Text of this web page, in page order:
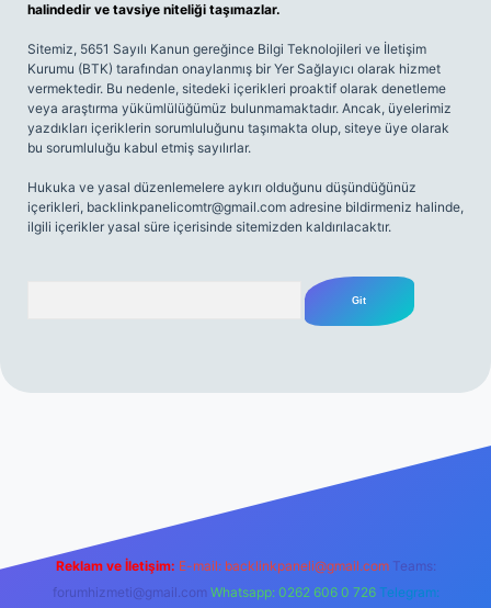
halindedir ve tavsiye niteliği taşımazlar.
Sitemiz, 5651 Sayılı Kanun gereğince Bilgi Teknolojileri ve İletişim
Kurumu (BTK) tarafından onaylanmış bir Yer Sağlayıcı olarak hizmet
vermektedir. Bu nedenle, sitedeki içerikleri proaktif olarak denetleme
veya araştırma yükümlülüğümüz bulunmamaktadır. Ancak, üyelerimiz
yazdıkları içeriklerin sorumluluğunu taşımakta olup, siteye üye olarak
bu sorumluluğu kabul etmiş sayılırlar.
Hukuka ve yasal düzenlemelere aykırı olduğunu düşündüğünüz
içerikleri, backlinkpanelicomtr@gmail.com adresine bildirmeniz halinde,
ilgili içerikler yasal süre içerisinde sitemizden kaldırılacaktır.
Reklam ve İletişim: E-mail: backlinkpaneli@gmail.com Teams:
forumhizmeti@gmail.com Whatsapp: 0262 606 0 726 Telegram: